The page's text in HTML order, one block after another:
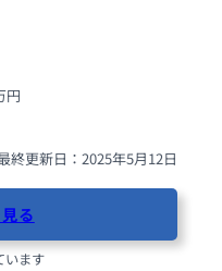
円
終更新日：2025年5月12日
る
います